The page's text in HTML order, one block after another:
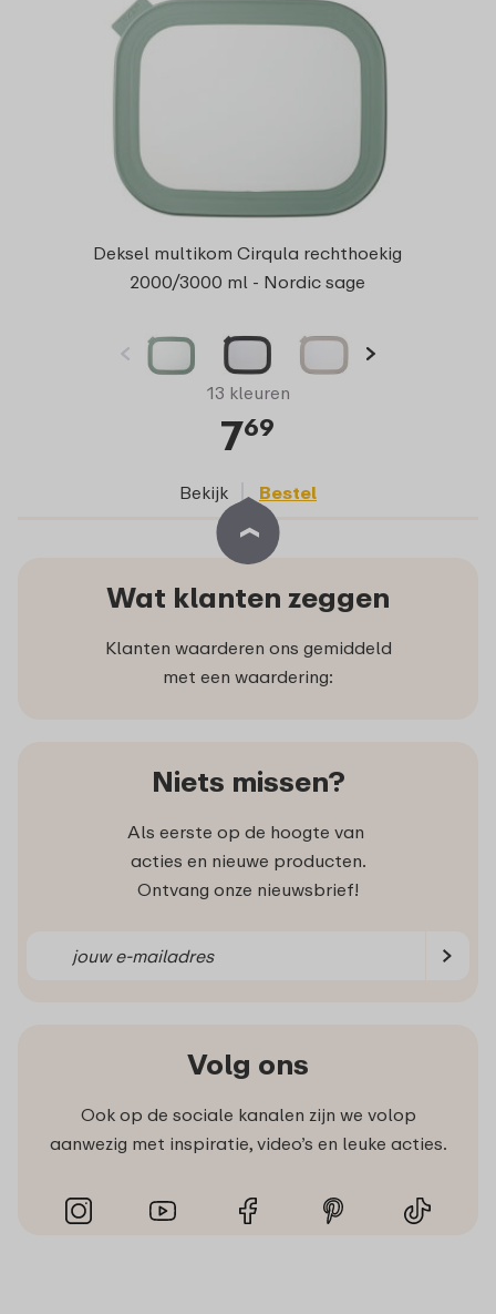
Deksel multikom Cirqula rechthoekig
2000/3000 ml - Nordic sage
13 kleuren
769
Bekijk Bestel
Wat klanten zeggen
Klanten waarderen ons gemiddeld
met een waardering:
Niets missen?
Als eerste op de hoogte van
acties en nieuwe producten.
Ontvang onze nieuwsbrief!
Volg ons
Ook op de sociale kanalen zijn we volop
aanwezig met inspiratie, video’s en leuke acties.